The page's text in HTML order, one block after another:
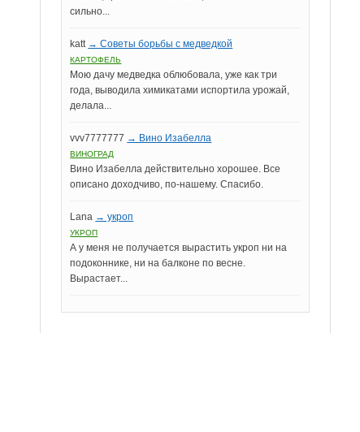
сильно...
katt → Советы борьбы с медведкой
КАРТОФЕЛЬ
Мою дачу медведка облюбовала, уже как три
года, выводила химикатами испортила урожай,
делала...
vvv7777777 → Вино Изабелла
ВИНОГРАД
Вино Изабелла действительно хорошее. Все
описано доходчиво, по-нашему. Спасибо.
Lana → укроп
УКРОП
А у меня не получается вырастить укроп ни на
подоконнике, ни на балконе по весне.
Вырастает...